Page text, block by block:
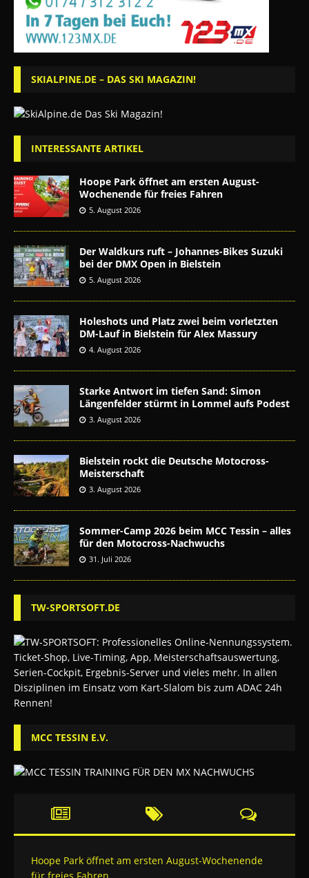
SKIALPINE.DE – DAS SKI MAGAZIN!
INTERESSANTE ARTIKEL
Hoope Park öffnet am ersten August-
Wochenende für freies Fahren
5. August 2026
Der Waldkurs ruft – Johannes-Bikes Suzuki
bei der DMX Open in Bielstein
5. August 2026
Holeshots und Platz zwei beim vorletzten
DM-Lauf in Bielstein für Alex Massury
4. August 2026
Starke Antwort im tiefen Sand: Simon
Längenfelder stürmt in Lommel aufs Podest
3. August 2026
Bielstein rockt die Deutsche Motocross-
Meisterschaft
3. August 2026
Sommer-Camp 2026 beim MCC Tessin – alles
für den Motocross-Nachwuchs
31. Juli 2026
TW-SPORTSOFT.DE
MCC TESSIN E.V.
Hoope Park öffnet am ersten August-Wochenende